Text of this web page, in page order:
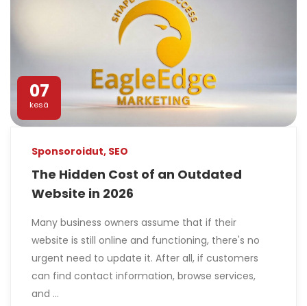
07
kesä
Sponsoroidut, SEO
The Hidden Cost of an Outdated
Website in 2026
Many business owners assume that if their
website is still online and functioning, there's no
urgent need to update it. After all, if customers
can find contact information, browse services,
and ...